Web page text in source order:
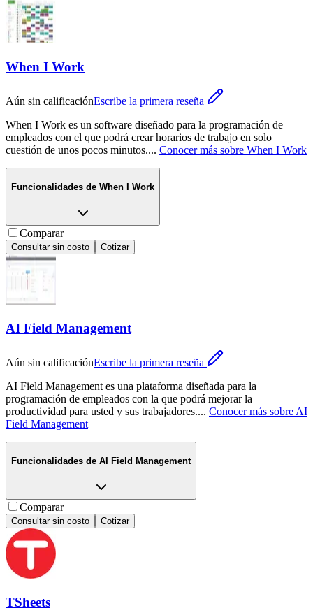
When I Work
Aún sin calificaciónEscribe la primera reseña
When I Work es un software diseñado para la programación de
empleados con el que podrá crear horarios de trabajo en solo
cuestión de unos pocos minutos.... Conocer más sobre When I Work
Funcionalidades de When I Work
Comparar
Consultar sin costo Cotizar
AI Field Management
Aún sin calificaciónEscribe la primera reseña
AI Field Management es una plataforma diseñada para la
programación de empleados con la que podrá mejorar la
productividad para usted y sus trabajadores.... Conocer más sobre AI
Field Management
Funcionalidades de AI Field Management
Comparar
Consultar sin costo Cotizar
TSheets